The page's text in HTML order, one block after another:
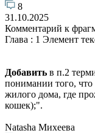
8
31.10.2025
Комментарий к
Глава : 1 Элемент
Добавить в п.2
понимании того, что
жилого дома, где
кошек);".
Natasha Михеева